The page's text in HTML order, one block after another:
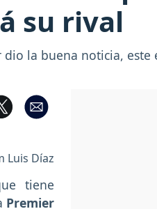
su rival
la buena noticia, este
Luis Díaz
tiene
Premier